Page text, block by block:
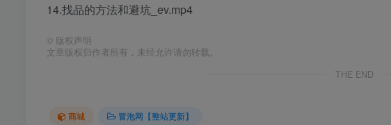
14.找品的方法和避坑_ev.mp4
© 版权声明
文章版权归作者所有，未经允许请勿转载。
THE END
商城 冒泡网【整站更新】